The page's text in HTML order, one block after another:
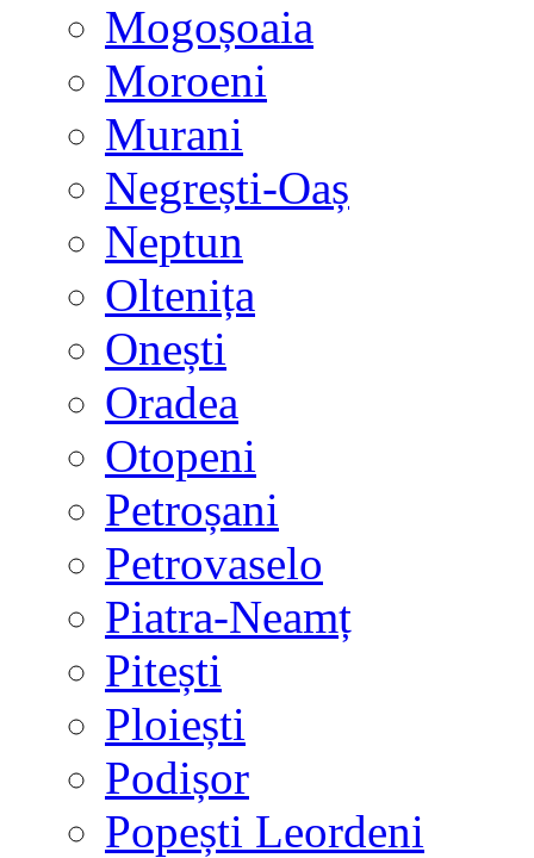
Mogoșoaia
Moroeni
Murani
Negrești-Oaș
Neptun
Oltenița
Onești
Oradea
Otopeni
Petroșani
Petrovaselo
Piatra-Neamț
Pitești
Ploiești
Podișor
Popești Leordeni